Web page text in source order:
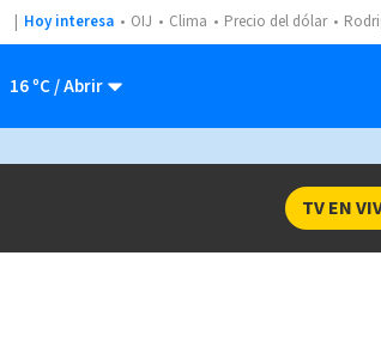
Hoy interesa OIJ Clima Precio del dólar
16 ºC
TV EN